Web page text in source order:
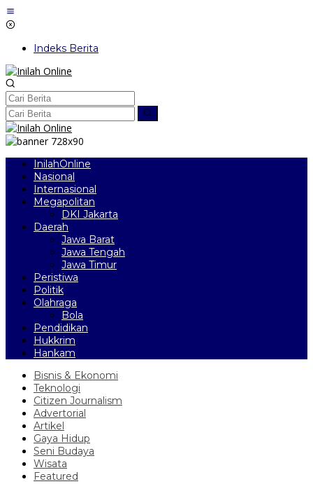
Lewati
ke
Indeks Berita
InilahOnline
Nasional
Internasional
Megapolitan
DKI Jakarta
Daerah
Jawa Barat
Jawa Tengah
Jawa Timur
Peristiwa
Politik
Olahraga
Bola
Pendidikan
Hukkrim
Hankam
Bisnis & Ekonomi
Teknologi
Citizen Journalism
Advertorial
Artikel
Gaya Hidup
Seni Budaya
Wisata
Featured